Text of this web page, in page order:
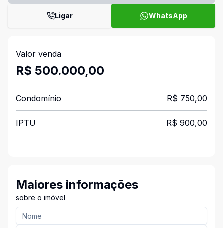
Ligar WhatsApp
Valor venda
R$ 500.000,00
Condomínio R$ 750,00
IPTU R$ 900,00
Maiores informações
sobre o imóvel